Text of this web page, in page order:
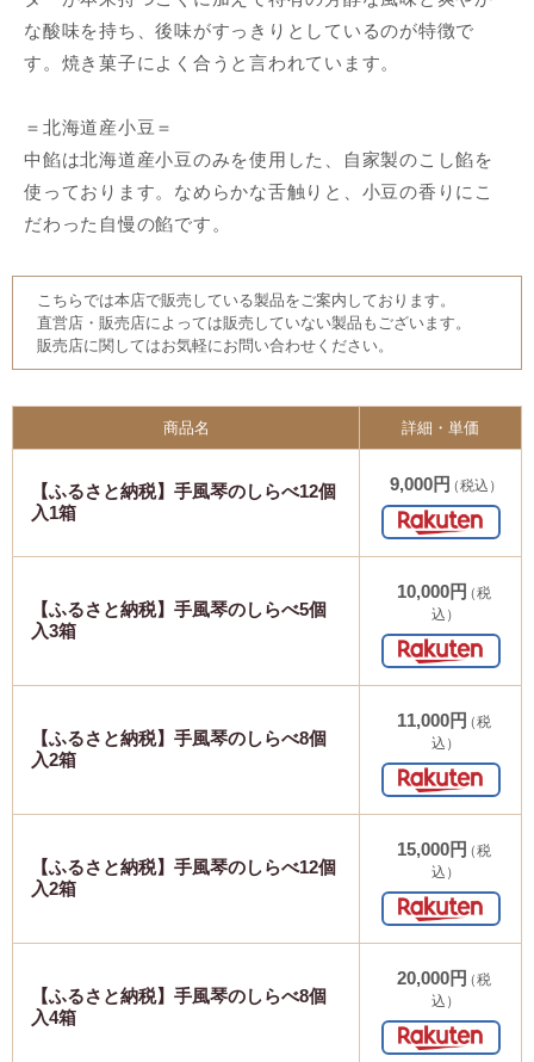
な酸味を持ち、後味がすっきりとしているのが特徴で
す。焼き菓子によく合うと言われています。
＝北海道産小豆＝
中餡は北海道産小豆のみを使用した、自家製のこし餡を
使っております。なめらかな舌触りと、小豆の香りにこ
だわった自慢の餡です。
こちらでは本店で販売している製品をご案内しております。
直営店・販売店によっては販売していない製品もございます。
販売店に関してはお気軽にお問い合わせください。
商品名 詳細・単価
【ふるさと納税】手風琴のしらべ12個
入1箱
9,000円（税込）
【ふるさと納税】手風琴のしらべ5個
入3箱
10,000円（税
込）
【ふるさと納税】手風琴のしらべ8個
入2箱
11,000円（税
込）
【ふるさと納税】手風琴のしらべ12個
入2箱
15,000円（税
込）
【ふるさと納税】手風琴のしらべ8個
入4箱
20,000円（税
込）